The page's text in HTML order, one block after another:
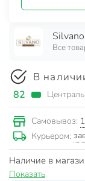
Silvano
Все
В
82
Самовывоз:
Курьером:
Наличие в
Показать